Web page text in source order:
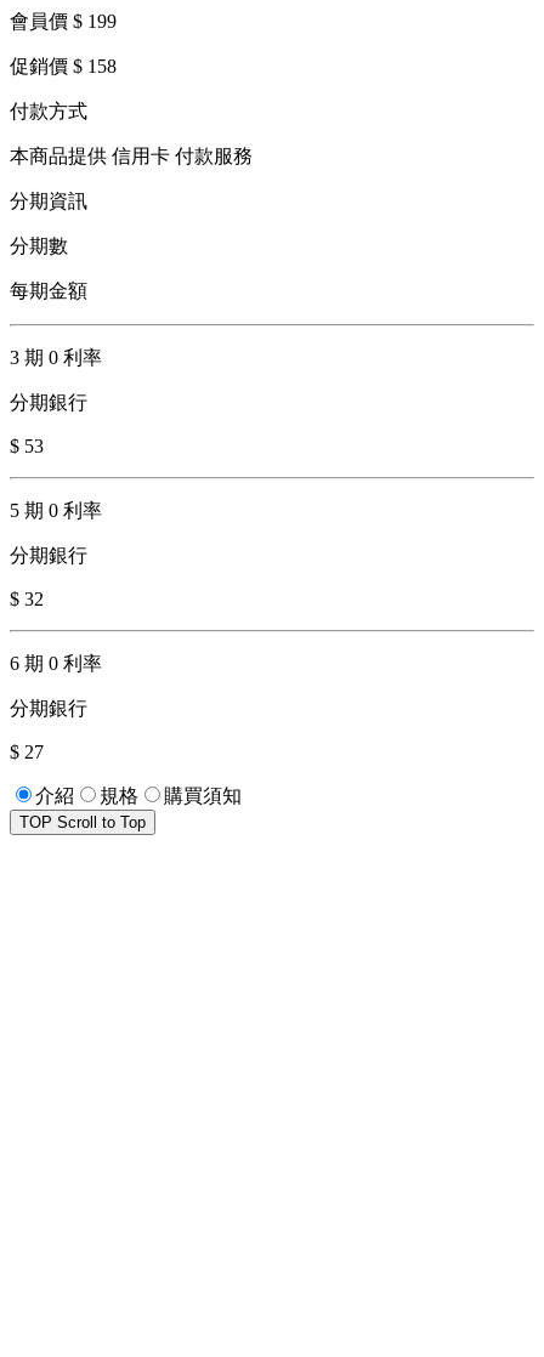
會員價 $ 199
促銷價 $ 158
付款方式
本商品提供 信用卡 付款服務
分期資訊
分期數
每期金額
3 期 0 利率
分期銀行
$ 53
5 期 0 利率
分期銀行
$ 32
6 期 0 利率
分期銀行
$ 27
介紹 規格 購買須知
TOP Scroll to Top